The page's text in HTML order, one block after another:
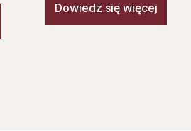
Dowiedz się więcej